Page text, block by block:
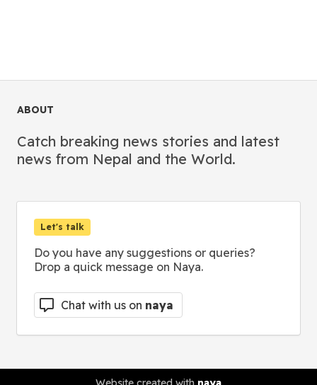
ABOUT
Catch breaking news stories and latest
news from Nepal and the World.
Let's talk
Do you have any suggestions or queries?
Drop a quick message on Naya.
Chat with us on naya